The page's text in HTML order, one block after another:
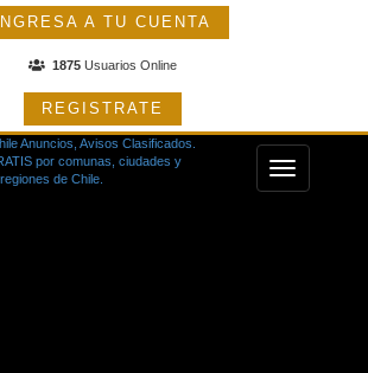
INGRESA A TU CUENTA
1875Usuarios Online
REGISTRATE
Menu